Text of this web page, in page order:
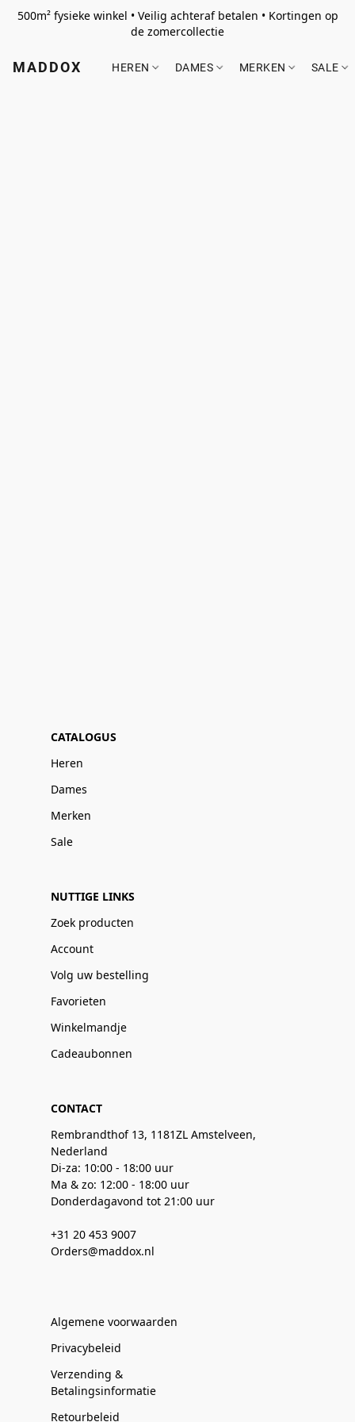
500m² fysieke winkel • Veilig achteraf betalen • Kortingen op
de zomercollectie
MADDOX HEREN DAMES MERKEN SALE
CATALOGUS
Heren
Dames
Merken
Sale
NUTTIGE LINKS
Zoek producten
Account
Volg uw bestelling
Favorieten
Winkelmandje
Cadeaubonnen
CONTACT
Rembrandthof 13, 1181ZL Amstelveen,
Nederland
Di-za: 10:00 - 18:00 uur
Ma & zo: 12:00 - 18:00 uur
Donderdagavond tot 21:00 uur
+31 20 453 9007
Orders@maddox.nl
Algemene voorwaarden
Privacybeleid
Verzending &
Betalingsinformatie
Retourbeleid